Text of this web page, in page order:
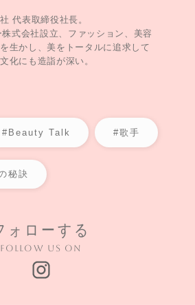
代表取締役社長。
式会社設立、ファッション、美容
生かし、美をトータルに追求して
化にも造詣が深い。
#Beauty Talk #歌手
秘訣
ォローする
Follow us on